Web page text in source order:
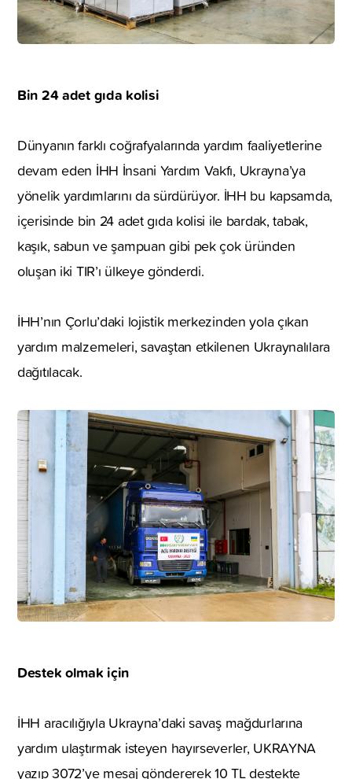
Bin 24 adet gıda kolisi
Dünyanın farklı coğrafyalarında yardım faaliyetlerine
devam eden İHH İnsani Yardım Vakfı, Ukrayna’ya
yönelik yardımlarını da sürdürüyor. İHH bu kapsamda,
içerisinde bin 24 adet gıda kolisi ile bardak, tabak,
kaşık, sabun ve şampuan gibi pek çok üründen
oluşan iki TIR’ı ülkeye gönderdi.
İHH’nın Çorlu’daki lojistik merkezinden yola çıkan
yardım malzemeleri, savaştan etkilenen Ukraynalılara
dağıtılacak.
Destek olmak için
İHH aracılığıyla Ukrayna’daki savaş mağdurlarına
yardım ulaştırmak isteyen hayırseverler, UKRAYNA
yazıp 3072’ye mesaj göndererek 10 TL destekte